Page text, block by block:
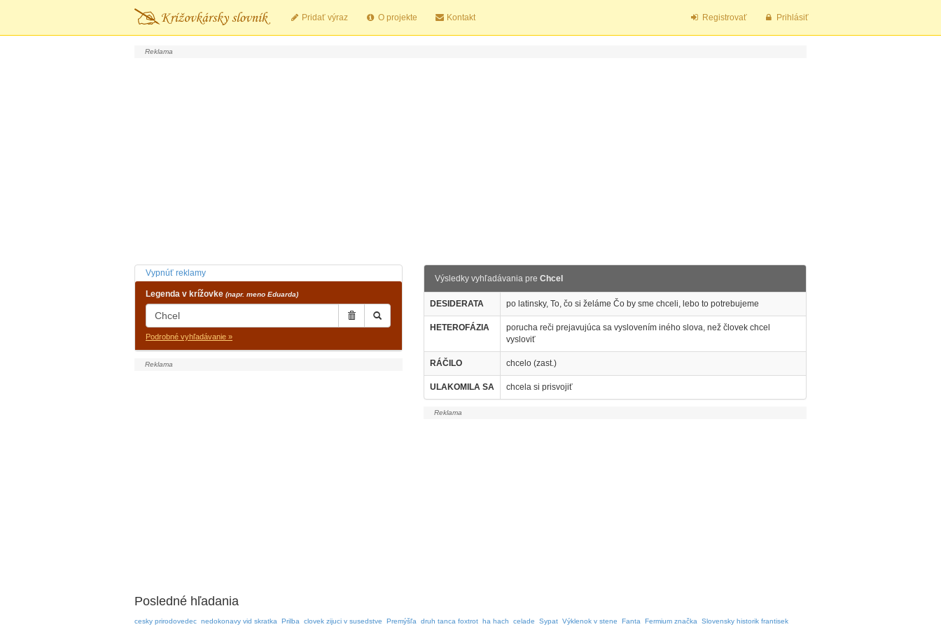
Pridať výraz O projekte Kontakt Registrovať Prihlásiť
Vypnúť reklamy
Legenda v krížovke (napr. meno Eduarda)
Podrobné vyhľadávanie »
Výsledky vyhľadávania pre Chcel
DESIDERATA po latinsky, To, čo si želáme Čo by sme chceli, lebo to potrebujeme
HETEROFÁZIA
porucha reči prejavujúca sa vyslovením iného slova, než človek chcel
vysloviť
RÁČILO chcelo (zast.)
ULAKOMILA SA chcela si prisvojiť
Posledné hľadania
cesky prirodovedec nedokonavy vid skratka Prilba clovek zijuci v susedstve Premýšľa druh tanca foxtrot ha hach celade Sypat Výklenok v stene Fanta Fermium značka Slovensky historik frantisek